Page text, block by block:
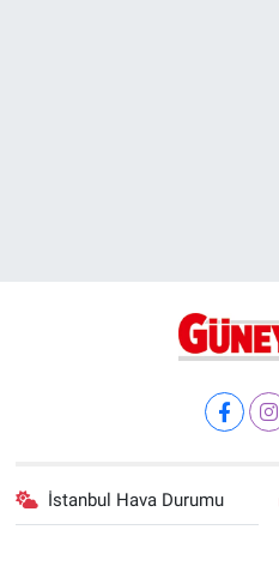
İstanbul Hava Durumu